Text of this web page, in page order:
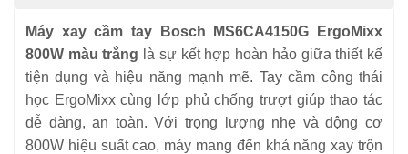
Máy xay cầm tay Bosch MS6CA4150G ErgoMixx
800W màu trắng là sự kết hợp hoàn hảo giữa thiết kế
tiện dụng và hiệu năng mạnh mẽ. Tay cầm công thái
học ErgoMixx cùng lớp phủ chống trượt giúp thao tác
dễ dàng, an toàn. Với trọng lượng nhẹ và động cơ
800W hiệu suất cao, máy mang đến khả năng xay trộn